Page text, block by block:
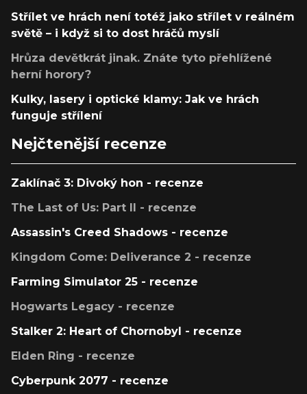
Střílet ve hrách není totéž jako střílet v reálném
světě – i když si to dost hráčů myslí
Hrůza devětkrát jinak. Znáte tyto přehlížené
herní horory?
Kulky, lasery i optické klamy: Jak ve hrách
funguje střílení
Nejčtenější recenze
Zaklínač 3: Divoký hon - recenze
The Last of Us: Part II - recenze
Assassin's Creed Shadows - recenze
Kingdom Come: Deliverance 2 - recenze
Farming Simulator 25 - recenze
Hogwarts Legacy - recenze
Stalker 2: Heart of Chornobyl - recenze
Elden Ring - recenze
Cyberpunk 2077 - recenze